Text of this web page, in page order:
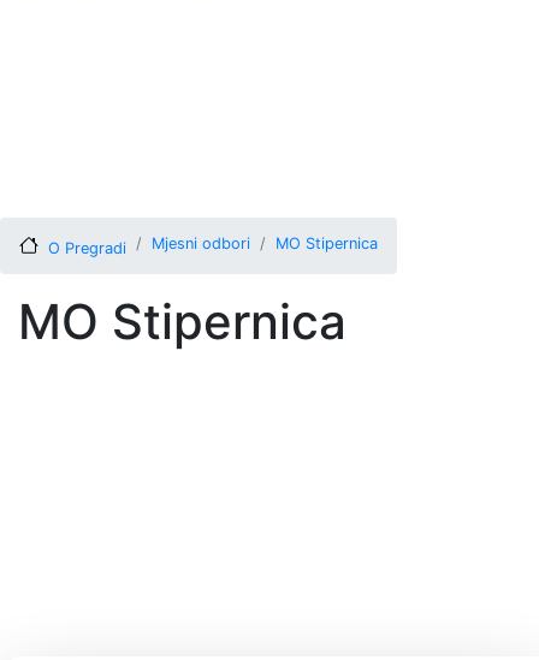
O Pregradi Mjesni odbori MO Stipernica
MO Stipernica